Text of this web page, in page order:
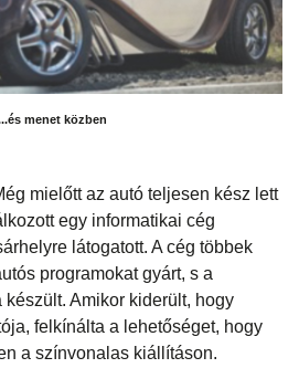
menet közben
mielőtt az autó teljesen kész lett
egy informatikai cég
látogatott. A cég többek
programokat gyárt, s a
készült. Amikor kiderült, hogy
felkínálta a lehetőséget, hogy
a színvonalas kiállításon.